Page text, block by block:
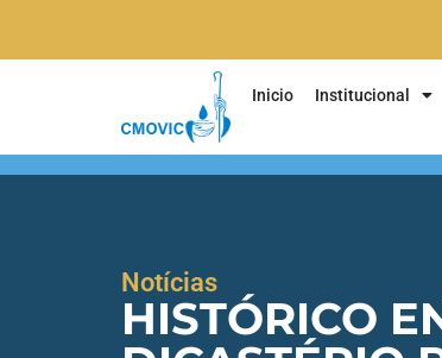
Inicio Institucional
Notícias
HISTÓRICO